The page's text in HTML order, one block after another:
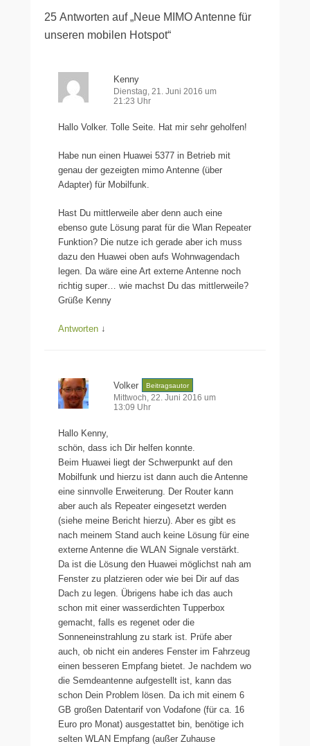
25 Antworten auf „Neue MIMO Antenne für
unseren mobilen Hotspot“
Kenny
Dienstag, 21. Juni 2016 um
21:23 Uhr
Hallo Volker. Tolle Seite. Hat mir sehr geholfen!
Habe nun einen Huawei 5377 in Betrieb mit
genau der gezeigten mimo Antenne (über
Adapter) für Mobilfunk.
Hast Du mittlerweile aber denn auch eine
ebenso gute Lösung parat für die Wlan Repeater
Funktion? Die nutze ich gerade aber ich muss
dazu den Huawei oben aufs Wohnwagendach
legen. Da wäre eine Art externe Antenne noch
richtig super… wie machst Du das mittlerweile?
Grüße Kenny
Antworten ↓
Volker Beitragsautor
Mittwoch, 22. Juni 2016 um
13:09 Uhr
Hallo Kenny,
schön, dass ich Dir helfen konnte.
Beim Huawei liegt der Schwerpunkt auf den
Mobilfunk und hierzu ist dann auch die Antenne
eine sinnvolle Erweiterung. Der Router kann
aber auch als Repeater eingesetzt werden
(siehe meine Bericht hierzu). Aber es gibt es
nach meinem Stand auch keine Lösung für eine
externe Antenne die WLAN Signale verstärkt.
Da ist die Lösung den Huawei möglichst nah am
Fenster zu platzieren oder wie bei Dir auf das
Dach zu legen. Übrigens habe ich das auch
schon mit einer wasserdichten Tupperbox
gemacht, falls es regenet oder die
Sonneneinstrahlung zu stark ist. Prüfe aber
auch, ob nicht ein anderes Fenster im Fahrzeug
einen besseren Empfang bietet. Je nachdem wo
die Semdeantenne aufgestellt ist, kann das
schon Dein Problem lösen. Da ich mit einem 6
GB großen Datentarif von Vodafone (für ca. 16
Euro pro Monat) ausgestattet bin, benötige ich
selten WLAN Empfang (außer Zuhause